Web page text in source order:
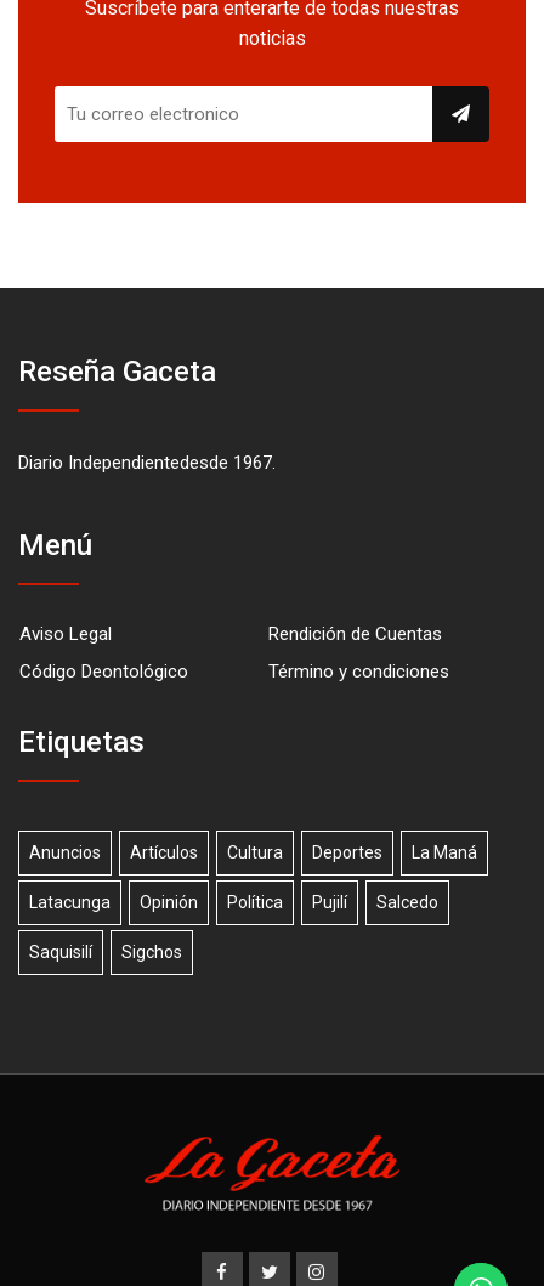
Suscríbete para enterarte de todas nuestras
noticias
Reseña Gaceta
Diario Independientedesde 1967.
Menú
Aviso Legal
Rendición de Cuentas
Código Deontológico
Término y condiciones
Etiquetas
Anuncios Artículos Cultura Deportes La Maná
Latacunga Opinión Política Pujilí Salcedo
Saquisilí Sigchos